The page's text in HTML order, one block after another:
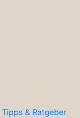
Tipps & Ratgeber